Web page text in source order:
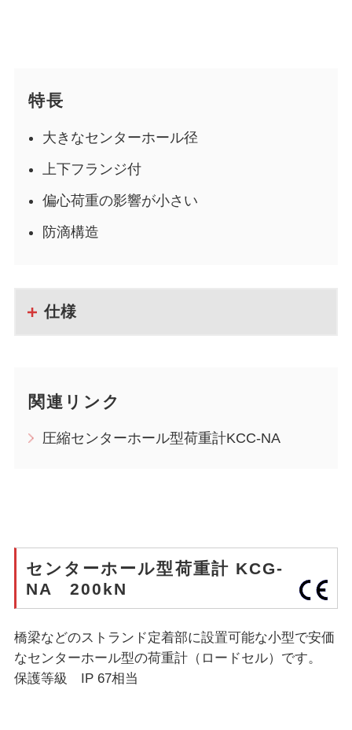
特長
大きなセンターホール径
上下フランジ付
偏心荷重の影響が小さい
防滴構造
仕様
関連リンク
圧縮センターホール型荷重計KCC-NA
センターホール型荷重計 KCG-
NA 200kN
橋梁などのストランド定着部に設置可能な小型で安価
なセンターホール型の荷重計（ロードセル）です。
保護等級 IP 67相当